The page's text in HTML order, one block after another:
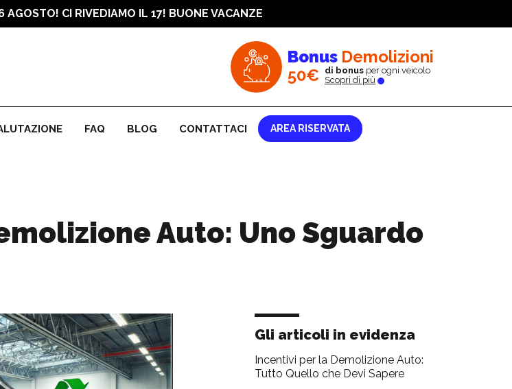
AGOSTO! CI RIVEDIAMO IL 17! BUONE VACANZE
auto gratuita e rimborsata!
Bonus Demolizioni
50€
di bonus per ogni veicolo
Scopri di più
FAQ BLOG CONTATTACI AREA RISERVATA
Auto: Uno Sguardo
Gli articoli in evidenza
Incentivi per la Demolizione Auto:
Tutto Quello che Devi Sapere